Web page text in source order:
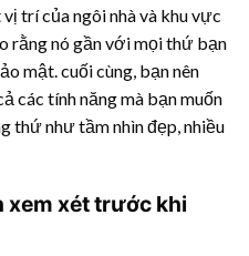
trí của ngôi nhà và khu vực
rằng nó gần với mọi thứ bạn
mật. cuối cùng, bạn nên
các tính năng mà bạn muốn
thứ như tầm nhìn đẹp, nhiều
xem xét trước khi